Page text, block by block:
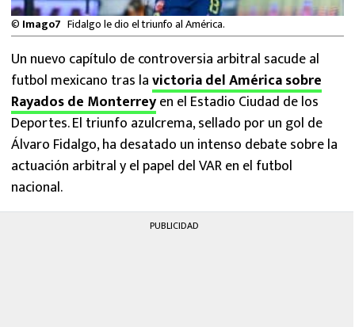
NFL
© Imago7 Fidalgo le dio el triunfo al América.
Un nuevo capítulo de controversia arbitral sacude al
futbol mexicano tras lavictoria del América sobre
Rayados de Monterreyen el Estadio Ciudad de los
Deportes. El triunfo azulcrema, sellado por un gol de
Álvaro Fidalgo, ha desatado un intenso debate sobre la
actuación arbitral y el papel del VAR en el futbol
nacional.
PUBLICIDAD